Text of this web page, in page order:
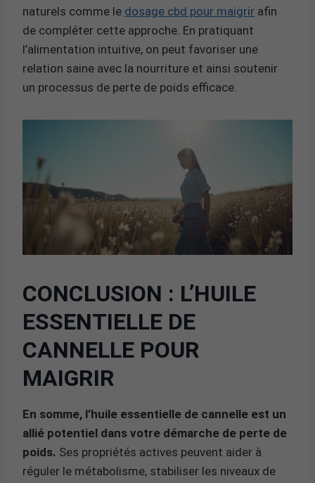
naturels comme le dosage cbd pour maigrir afin
de compléter cette approche. En pratiquant
l’alimentation intuitive, on peut favoriser une
relation saine avec la nourriture et ainsi soutenir
un processus de perte de poids efficace.
CONCLUSION : L’HUILE
ESSENTIELLE DE
CANNELLE POUR
MAIGRIR
En somme, l’huile essentielle de cannelle est un
allié potentiel dans votre démarche de perte de
poids. Ses propriétés actives peuvent aider à
réguler le métabolisme, stabiliser les niveaux de